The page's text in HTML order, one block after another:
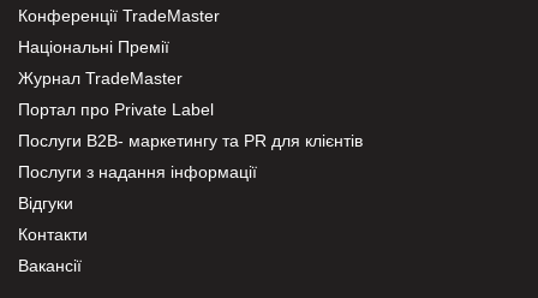
Конференції TradeMaster
Національні Премії
Журнал TradeMaster
Портал про Private Label
Послуги В2В- маркетингу та PR для клієнтів
Послуги з надання інформації
Відгуки
Контакти
Вакансії